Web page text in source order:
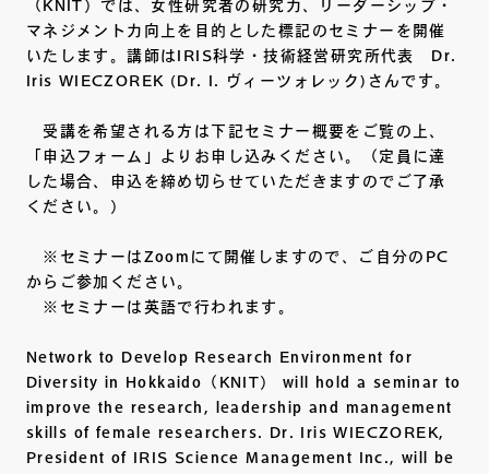
（KNIT）では、女性研究者の研究力、リーダーシップ・
マネジメント力向上を目的とした標記のセミナーを開催
いたします。講師はIRIS科学・技術経営研究所代表 Dr.
Iris WIECZOREK (Dr. I. ヴィーツォレック)さんです。
受講を希望される方は下記セミナー概要をご覧の上、
「申込フォーム」よりお申し込みください。（定員に達
した場合、申込を締め切らせていただきますのでご了承
ください。）
※セミナーはZoomにて開催しますので、ご自分のPC
からご参加ください。
※セミナーは英語で行われます。
Network to Develop Research Environment for
Diversity in Hokkaido（KNIT） will hold a seminar to
improve the research, leadership and management
skills of female researchers. Dr. Iris WIECZOREK,
President of IRIS Science Management Inc., will be